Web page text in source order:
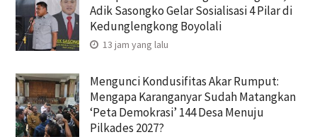
Adik Sasongko Gelar Sosialisasi 4 Pilar di
Kedunglengkong Boyolali
13 jam yang lalu
Mengunci Kondusifitas Akar Rumput:
Mengapa Karanganyar Sudah Matangkan
‘Peta Demokrasi’ 144 Desa Menuju
Pilkades 2027?